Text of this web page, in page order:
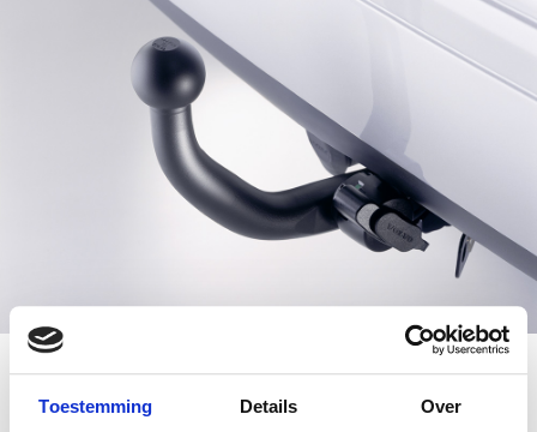
Toestemming Details Over
Afneembare trekhaak